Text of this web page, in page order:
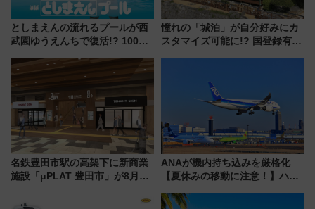
としまえんの流れるプールが西
武園ゆうえんちで復活!? 100周
イダー」に注目 2026年夏は所
沢へ遊びに行こう
憧れの「城泊」が自分好みにカ
スタマイズ可能に!? 国登録有形
ンが誕生！
名鉄豊田市駅の高架下に新商業
施設「μPLAT 豊田市」が8月26
たな玄関口へ
ANAが機内持ち込みを厳格化
【夏休みの移動に注意！】ハン
「身の回り品」新サイズ制限